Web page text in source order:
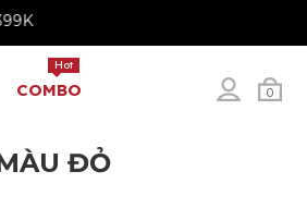
đơn từ 399K
0
COMBO
Hot
ĐỎ